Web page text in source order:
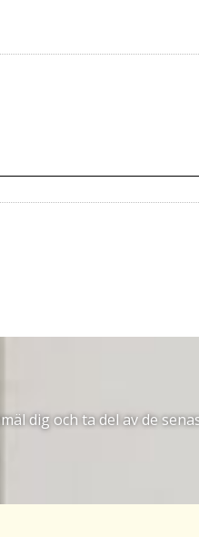
dig och ta del av de